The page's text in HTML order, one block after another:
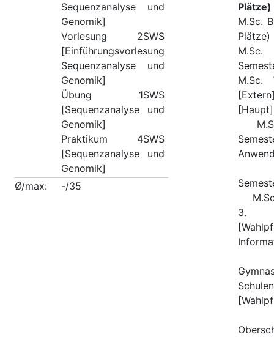
Sequenzanalyse und
Genomik]
Vorlesung 2SWS
[Einführungsvorlesung
Sequenzanalyse und
Genomik]
Übung 1SWS
[Sequenzanalyse und
Genomik]
Praktikum 4SWS
[Sequenzanalyse und
Genomik]
Ø/max:
-/35
Plätze)
M.Sc.
Plätze)
M.Sc.
3.